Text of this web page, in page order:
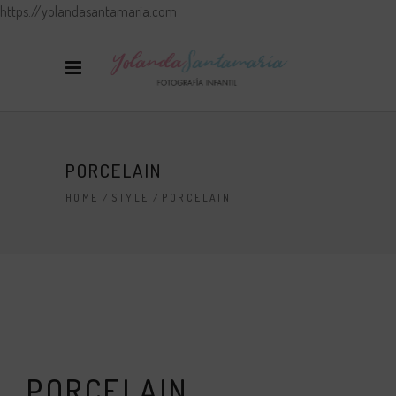
https://yolandasantamaria.com
PORCELAIN
HOME / STYLE / PORCELAIN